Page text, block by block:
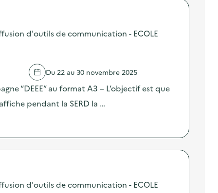
d'outils de communication - ECOLE
Du 22 au 30 novembre 2025
“DEEE” au format A3 – L’objectif est que
pendant la SERD la …
d'outils de communication - ECOLE